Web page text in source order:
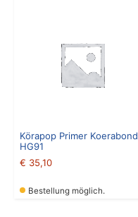
Körapop Primer Koerabond
HG91
€ 35,10
Bestellung möglich.